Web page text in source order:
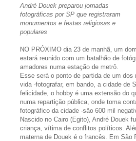
André Douek preparou jornadas
fotográficas por SP que registraram
monumentos e festas religiosas e
populares
NO PRÓXIMO dia 23 de manhã, um
estará reunido com um batalhão de
amadores numa estação de metrô.
Esse será o ponto de partida de um dos
vida -fotografar, em bando, a cidade de
felicidade, o hobby é uma extensão do
numa repartição pública, onde toma
fotográfico da cidade -são 600 mil
Nascido no Cairo (Egito), André Douek
criança, vítima de conflitos políticos.
materna de Douek é o francês. Em São